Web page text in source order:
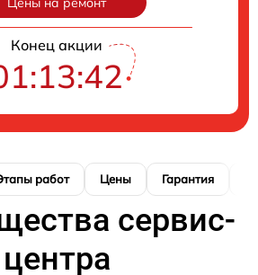
Конец акции
работ Цены Гарантия
сервис-
центра